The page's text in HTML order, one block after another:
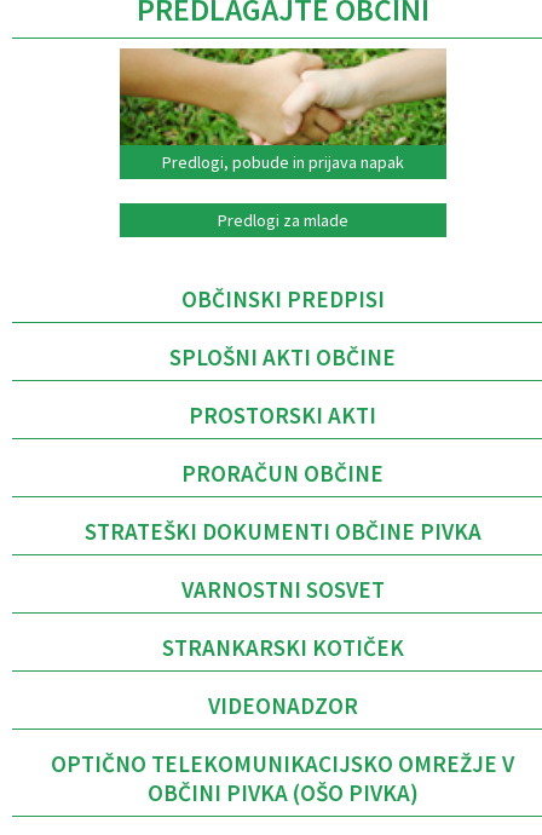
PREDLAGAJTE OBČINI
Predlogi, pobude in prijava napak
Predlogi za mlade
OBČINSKI PREDPISI
SPLOŠNI AKTI OBČINE
PROSTORSKI AKTI
PRORAČUN OBČINE
STRATEŠKI DOKUMENTI OBČINE PIVKA
VARNOSTNI SOSVET
STRANKARSKI KOTIČEK
VIDEONADZOR
OPTIČNO TELEKOMUNIKACIJSKO OMREŽJE V
OBČINI PIVKA (OŠO PIVKA)